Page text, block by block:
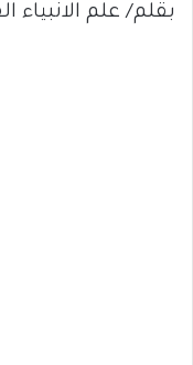
بقلم/ علم الانبياء